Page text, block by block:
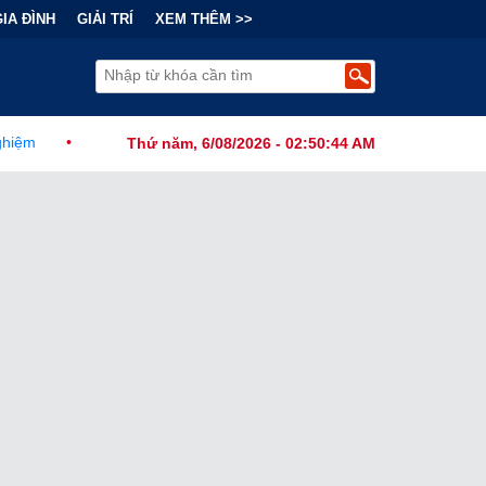
ĐÌNH GIẢI TRÍ XEM THÊM >>
Thứ năm, 6/08/2026 - 02:50:45 AM
Thức Ban Hành Lệnh Cấm Robot Hút Bụi Thông Minh Sản